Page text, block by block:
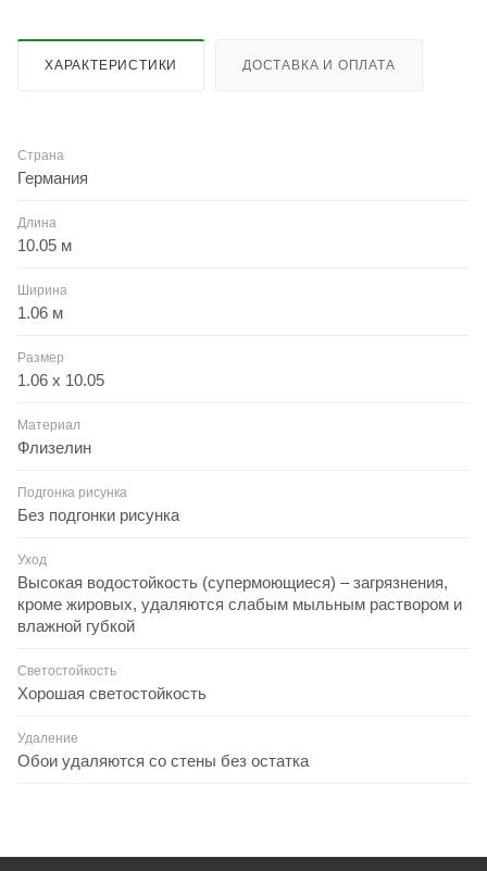
ХАРАКТЕРИСТИКИ ДОСТАВКА И ОПЛАТА
Страна
Германия
Длина
10.05 м
Ширина
1.06 м
Размер
1.06 x 10.05
Материал
Флизелин
Подгонка рисунка
Без подгонки рисунка
Уход
Высокая водостойкость (супермоющиеся) – загрязнения,
кроме жировых, удаляются слабым мыльным раствором и
влажной губкой
Светостойкость
Хорошая светостойкость
Удаление
Обои удаляются со стены без остатка